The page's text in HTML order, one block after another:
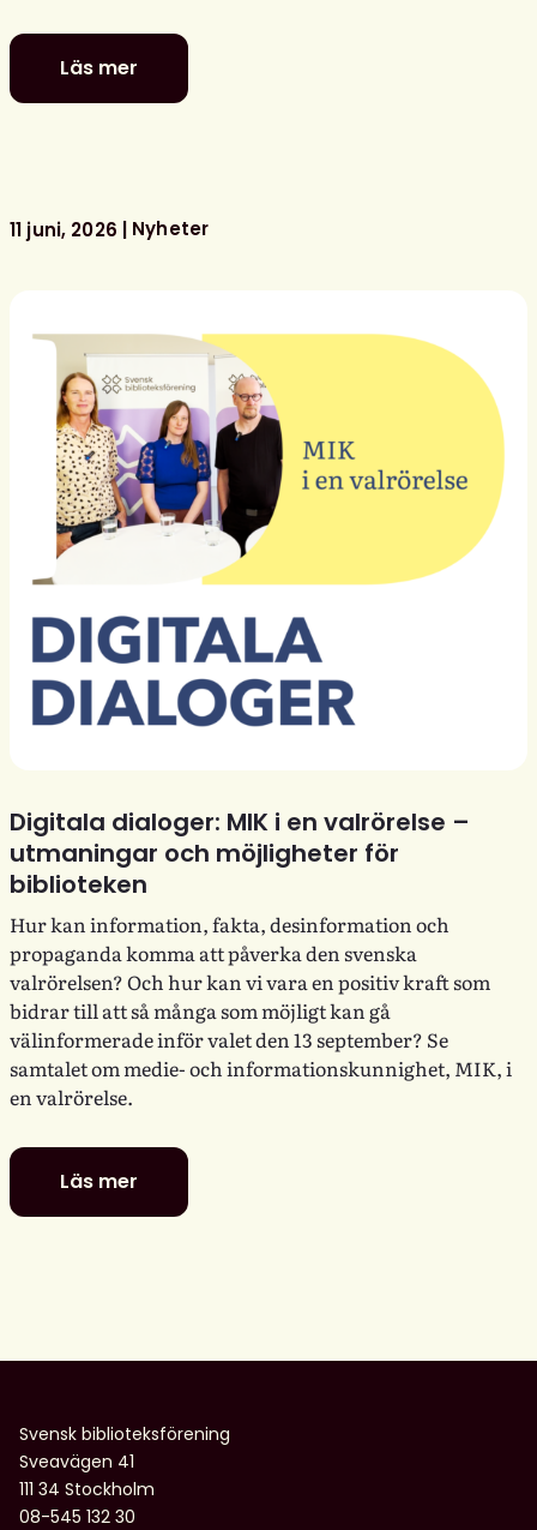
Läs mer
Politiker
–
ditt
11 juni, 2026 Nyheter
Digitala dialoger: MIK i en valrörelse –
utmaningar och möjligheter för
biblioteken
Hur kan information, fakta, desinformation och
propaganda komma att påverka den svenska
valrörelsen? Och hur kan vi vara en positiv kraft som
bidrar till att så många som möjligt kan gå
välinformerade inför valet den 13 september? Se
samtalet om medie- och informationskunnighet, MIK, i
en valrörelse.
Läs mer
Digitala
dialoger:
–
och
möjligheter
för
biblioteken
Svensk biblioteksförening
Sveavägen 41
111 34 Stockholm
08-545 132 30